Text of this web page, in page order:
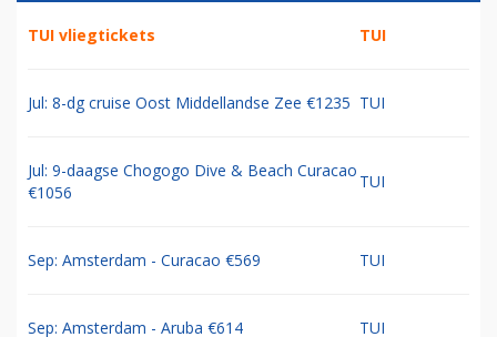
TUI vliegtickets TUI
Jul: 8-dg cruise Oost Middellandse Zee €1235 TUI
Jul: 9-daagse Chogogo Dive & Beach Curacao
€1056
TUI
Sep: Amsterdam - Curacao €569 TUI
Sep: Amsterdam - Aruba €614 TUI